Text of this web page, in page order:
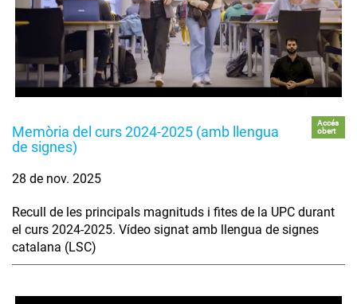
Memòria del curs 2024-2025 (amb llengua
de signes)
Accés
obert
28 de nov. 2025
Recull de les principals magnituds i fites de la UPC durant
el curs 2024-2025. Vídeo signat amb llengua de signes
catalana (LSC)